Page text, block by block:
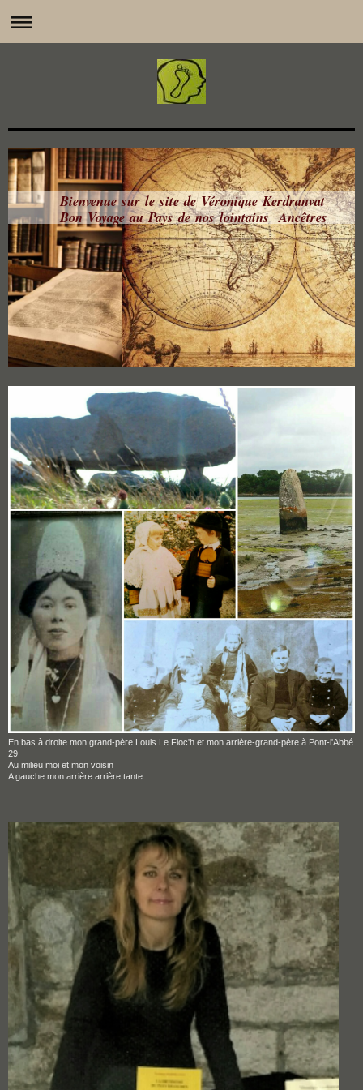
Bienvenue sur le site de Véronique Kerdranvat
Bon Voyage au Pays de nos lointains Ancêtres
En bas à droite mon grand-père Louis Le Floc'h et mon arrière-grand-père à Pont-l'Abbé
29
Au milieu moi et mon voisin
A gauche mon arrière arrière tante